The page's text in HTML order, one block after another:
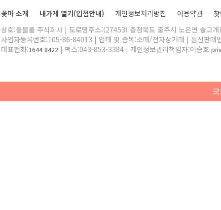
꽃마 소개 내가게 열기(입점안내) 개인정보처리방침 이용약관
상호:올블룸 주식회사 | 도로명주소:(27453) 충청북도 충주시 노은면 솔고
사업자등록번호:105-86-84013 | 업태 및 종목:소매/전자상거래 | 통신판매
대표전화:1644-8422 | 팩스:043-853-3384 | 개인정보관리책임자:이승호